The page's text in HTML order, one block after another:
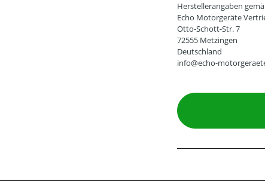
Herstellerangaben
Echo Motorgeräte
Otto-Schott-Str. 7
72555 Metzingen
Deutschland
info@echo-